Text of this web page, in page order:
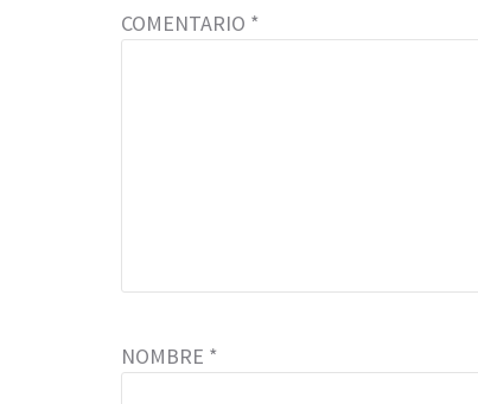
COMENTARIO *
NOMBRE *